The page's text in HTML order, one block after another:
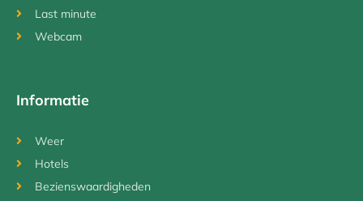
Last minute
Webcam
Informatie
Weer
Hotels
Bezienswaardigheden